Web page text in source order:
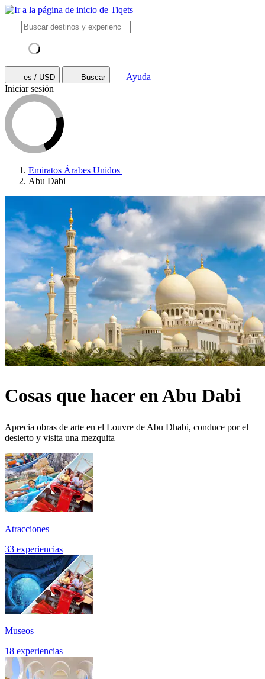
es / USD Buscar
Ayuda
Iniciar sesión
Emiratos Árabes Unidos
Abu Dabi
Cosas que hacer en Abu Dabi
Aprecia obras de arte en el Louvre de Abu Dhabi, conduce por el
desierto y visita una mezquita
Atracciones
33 experiencias
Museos
18 experiencias